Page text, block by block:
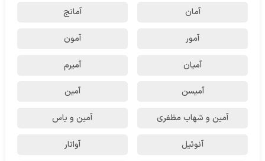
آمان آمانج
آمور آمون
آمیان آمیرم
آمیسن آمین
آمین و شهاب مظفری آمین و یاس
آنوئیل آواتار